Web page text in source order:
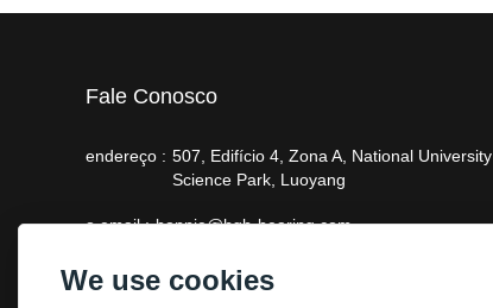
Fale Conosco
endereço : 507, Edifício 4, Zona A, National University
Science Park, Luoyang
o email : bonnie@hgb-bearing.com
telefone : +86-13938815302
We use cookies